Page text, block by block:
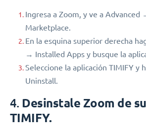
Ingresa a Zoom, y ve a Advanced
Marketplace.
En la esquina superior derecha
→ Installed Apps y busque la
Seleccione la aplicación TIMIFY y
Uninstall.
4. Desinstale Zoom de
TIMIFY.